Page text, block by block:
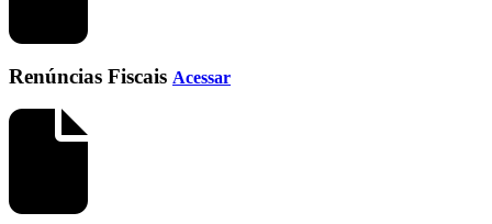
Renúncias Fiscais Acessar